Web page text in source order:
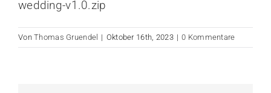
wedding-v1.0.zip
VonThomas Gruendel | Oktober 16th, 2023 | 0 Kommentare